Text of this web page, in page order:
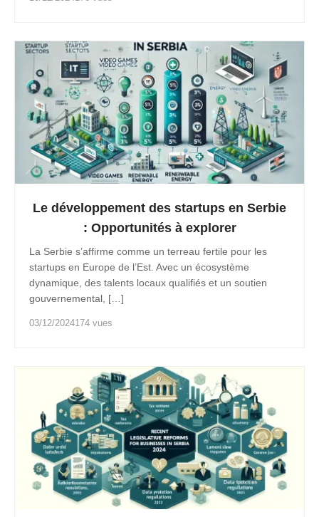
Le développement des startups en Serbie
: Opportunités à explorer
La Serbie s’affirme comme un terreau fertile pour les
startups en Europe de l’Est. Avec un écosystème
dynamique, des talents locaux qualifiés et un soutien
gouvernemental, […]
03/12/2024174 vues